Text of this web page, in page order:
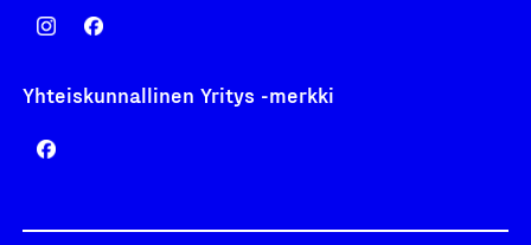
Yhteiskunnallinen Yritys -merkki